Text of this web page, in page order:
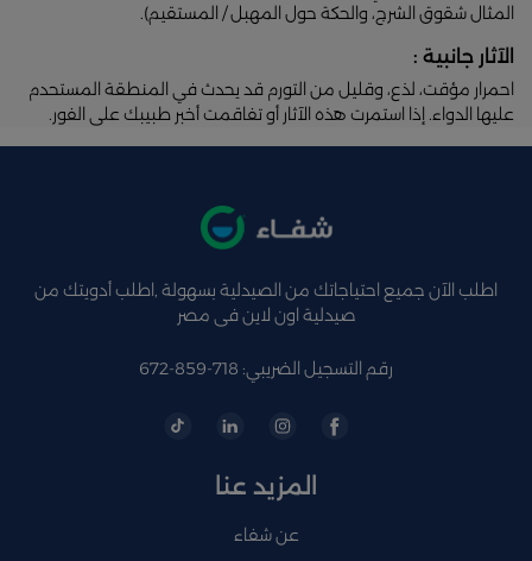
المثال شقوق الشرج، والحكة حول المهبل / المستقيم).
الآثار جانبية :
احمرار مؤقت، لذع، وقليل من التورم قد يحدث في المنطقة المستحدم
عليها الدواء. إذا استمرت هذه الآثار أو تفاقمت أخبر طبيبك على الفور.
اطلب الآن جميع احتياجاتك من الصيدلية بسهولة ,اطلب أدويتك من
صيدلية اون لاين فى مصر
رقم التسجيل الضريبي: 718-859-672
المزيد عنا
عن شفاء